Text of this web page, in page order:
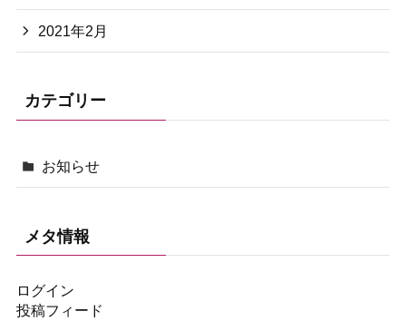
2021年2月
カテゴリー
お知らせ
メタ情報
ログイン
投稿フィード